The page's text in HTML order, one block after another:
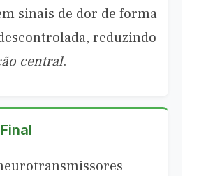
sinais de dor de forma
reduzindo
central.